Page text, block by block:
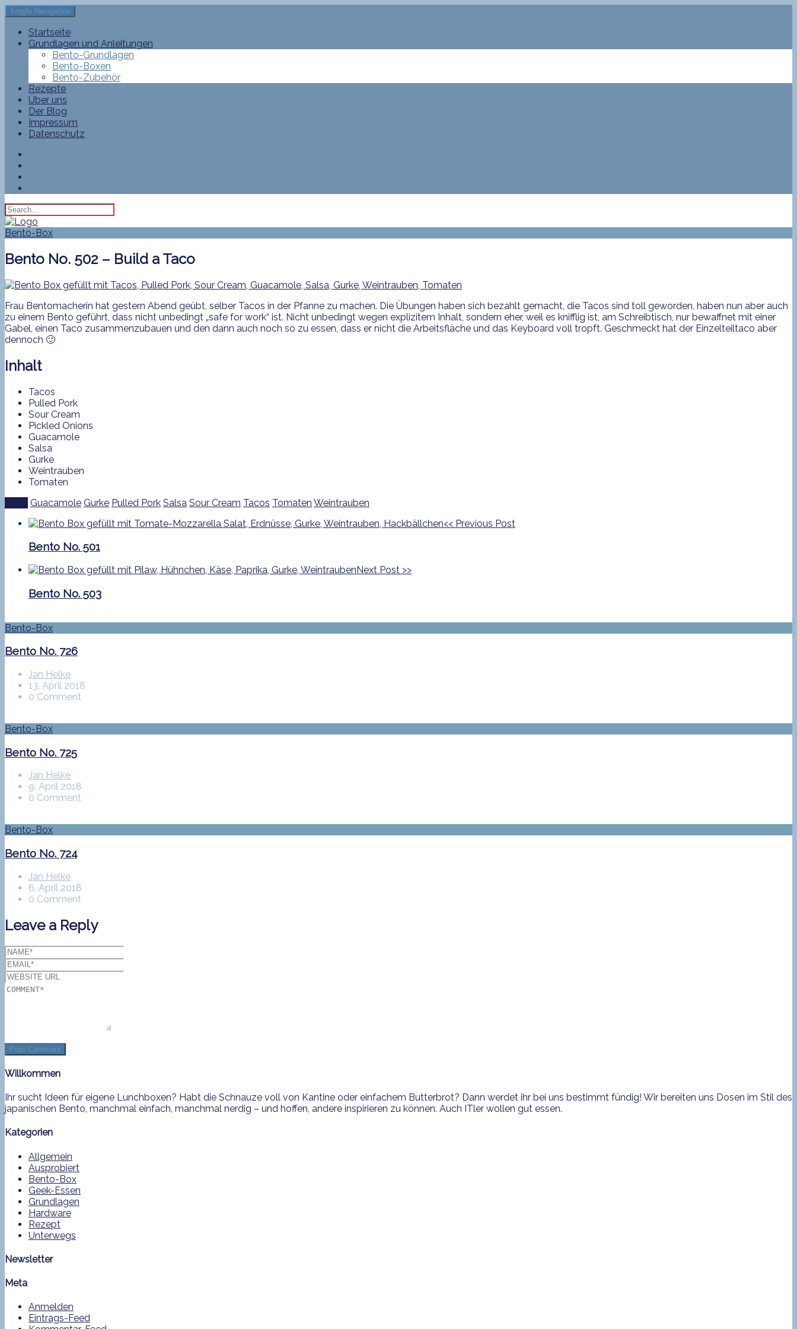
Toggle Navigation
Startseite
Grundlagen und Anleitungen
Bento-Grundlagen
Bento-Boxen
Bento-Zubehör
Rezepte
Über uns
Der Blog
Impressum
Datenschutz
Bento-Box
Bento No. 502 – Build a Taco
Frau Bentomacherin hat gestern Abend geübt, selber Tacos in der Pfanne zu machen. Die Übungen haben sich bezahlt gemacht, die Tacos sind toll geworden, haben nun aber auch
zu einem Bento geführt, dass nicht unbedingt „safe for work“ ist. Nicht unbedingt wegen explizitem Inhalt, sondern eher, weil es knifflig ist, am Schreibtisch, nur bewaffnet mit einer
Gabel, einen Taco zusammenzubauen und den dann auch noch so zu essen, dass er nicht die Arbeitsfläche und das Keyboard voll tropft. Geschmeckt hat der Einzelteiltaco aber
dennoch 🙂
Inhalt
Tacos
Pulled Pork
Sour Cream
Pickled Onions
Guacamole
Salsa
Gurke
Weintrauben
Tomaten
Guacamole Gurke Pulled Pork Salsa Sour Cream Tacos Tomaten Weintrauben
<< Previous Post
Bento No. 501
Next Post >>
Bento No. 503
Bento-Box
Bento No. 726
Jan Helke
13. April 2018
0 Comment
Bento-Box
Bento No. 725
Jan Helke
9. April 2018
0 Comment
Bento-Box
Bento No. 724
Jan Helke
6. April 2018
0 Comment
Leave a Reply
Willkommen
Ihr sucht Ideen für eigene Lunchboxen? Habt die Schnauze voll von Kantine oder einfachem Butterbrot? Dann werdet ihr bei uns bestimmt fündig! Wir bereiten uns Dosen im Stil des
japanischen Bento, manchmal einfach, manchmal nerdig – und hoffen, andere inspirieren zu können. Auch ITler wollen gut essen.
Kategorien
Allgemein
Ausprobiert
Bento-Box
Geek-Essen
Grundlagen
Hardware
Rezept
Unterwegs
Newsletter
Meta
Anmelden
Eintrags-Feed